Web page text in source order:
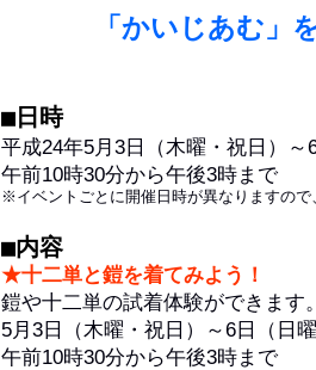
「かいじあむ」
■日時
平成24年5月3日（木曜・祝日）～
午前10時30分から午後3時まで
※イベントごとに開催日時が異なりますので
■内容
★十二単と鎧を着てみよう！
鎧や十二単の試着体験ができます
5月3日（木曜・祝日）～6日（日
午前10時30分から午後3時まで